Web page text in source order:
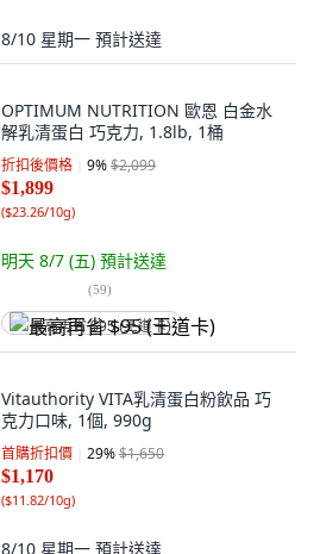
8/10 星期一 預計送達
OPTIMUM NUTRITION 歐恩 白金水
解乳清蛋白 巧克力, 1.8lb, 1桶
折扣後價格 9%$2,099
$1,899
($23.26/10g)
明天 8/7 (五) 預計送達
(59)
最高再省 $95 (王道卡)
Vitauthority VITA乳清蛋白粉飲品 巧
克力口味, 1個, 990g
首購折扣價 29%$1,650
$1,170
($11.82/10g)
8/10 星期一 預計送達